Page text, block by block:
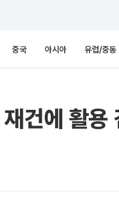
중국 아시아 유럽/중동
건에 활